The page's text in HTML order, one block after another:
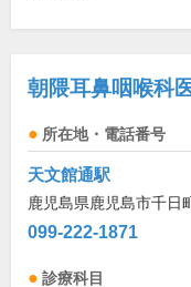
朝隈耳鼻咽喉科
所在地・電話番号
天文館通駅
鹿児島県鹿児島市千日
099-222-1871
診療科目